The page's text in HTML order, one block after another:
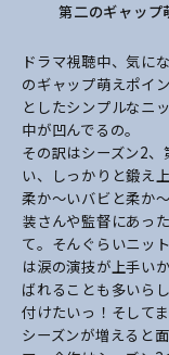
第二のギャッ
ドラマ視聴中、気に
のギャップ萌えポイ
としたシンプルなニ
中が凹んでるの。
その訳はシーズン2
い、しっかりと鍛え
柔か～いバビと柔か
装さんや監督にあっ
て。そんぐらいニッ
は涙の演技が上手い
ばれることも多いらし
付けたいっ！そして
シーズンが増えると